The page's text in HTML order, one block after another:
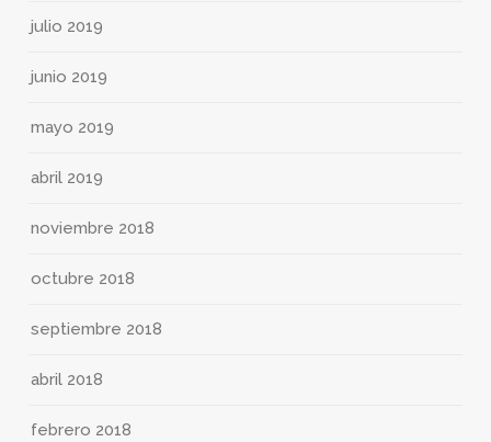
julio 2019
junio 2019
mayo 2019
abril 2019
noviembre 2018
octubre 2018
septiembre 2018
abril 2018
febrero 2018